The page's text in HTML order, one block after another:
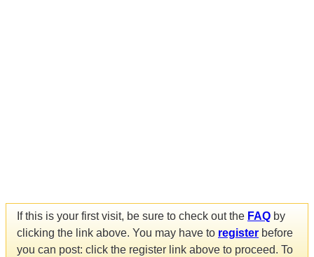
If this is your first visit, be sure to check out the FAQ by
clicking the link above. You may have to register before
you can post: click the register link above to proceed. To